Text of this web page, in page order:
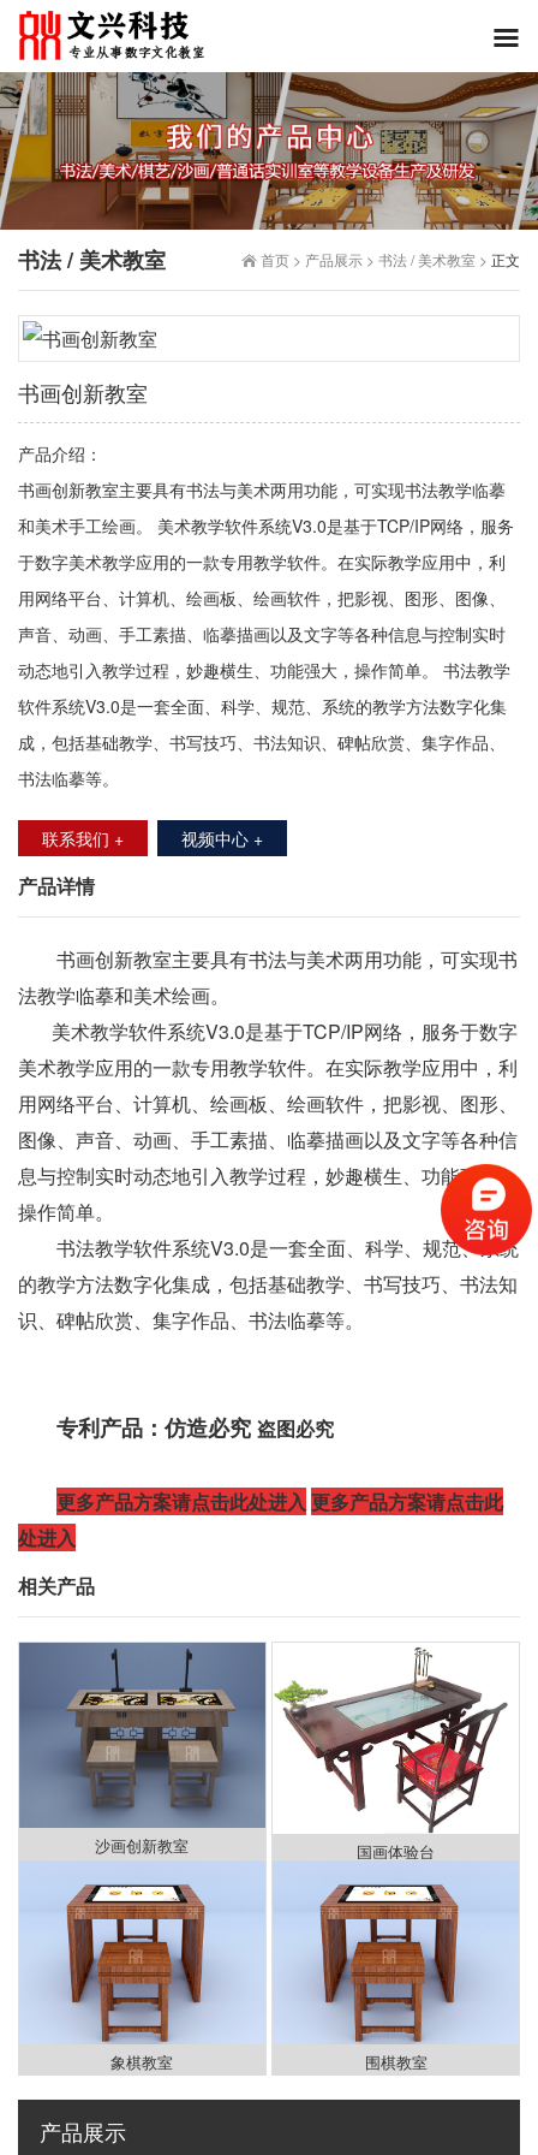
书法 / 美术教室 首页 > 产品展示 > 书法 / 美术教室 > 正文
书画创新教室
产品介绍：
书画创新教室主要具有书法与美术两用功能，可实现书法教学临摹
和美术手工绘画。 美术教学软件系统V3.0是基于TCP/IP网络，服务
于数字美术教学应用的一款专用教学软件。在实际教学应用中，利
用网络平台、计算机、绘画板、绘画软件，把影视、图形、图像、
声音、动画、手工素描、临摹描画以及文字等各种信息与控制实时
动态地引入教学过程，妙趣横生、功能强大，操作简单。 书法教学
软件系统V3.0是一套全面、科学、规范、系统的教学方法数字化集
成，包括基础教学、书写技巧、书法知识、碑帖欣赏、集字作品、
书法临摹等。
联系我们 + 视频中心 +
产品详情
书画创新教室主要具有书法与美术两用功能，可实现书
法教学临摹和美术绘画。
美术教学软件系统V3.0是基于TCP/IP网络，服务于数字
美术教学应用的一款专用教学软件。在实际教学应用中，利
用网络平台、计算机、绘画板、绘画软件，把影视、图形、
图像、声音、动画、手工素描、临摹描画以及文字等各种信
息与控制实时动态地引入教学过程，妙趣横生、功能强大，
操作简单。
书法教学软件系统V3.0是一套全面、科学、规范、系统
的教学方法数字化集成，包括基础教学、书写技巧、书法知
识、碑帖欣赏、集字作品、书法临摹等。
专利产品：仿造必究 盗图必究
更多产品方案请点击此处进入 更多产品方案请点击此
处进入
相关产品
沙画创新教室 国画体验台
象棋教室 围棋教室
产品展示